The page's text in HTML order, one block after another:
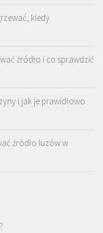
kiedy
źródło i co sprawdzić
i jak je prawidłowo
źródło luzów w